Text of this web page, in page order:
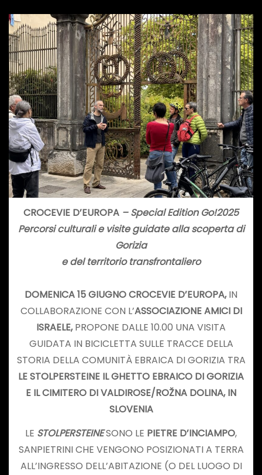
CROCEVIE D’EUROPA – Special Edition Go!2025
Percorsi culturali e visite guidate alla scoperta di
Gorizia
e del territorio transfrontaliero
DOMENICA 15 GIUGNO CROCEVIE D’EUROPA,IN
COLLABORAZIONE CON L’ASSOCIAZIONE AMICI DI
ISRAELE,PROPONE DALLE 10.00 UNA VISITA
GUIDATA IN BICICLETTA SULLE TRACCE DELLA
STORIA DELLA COMUNITÀ EBRAICA DI GORIZIA TRA
LE STOLPERSTEINE IL GHETTO EBRAICO DI GORIZIA
E IL CIMITERO DI VALDIROSE/ROŽNA DOLINA, IN
SLOVENIA
LE STOLPERSTEINESONO LE PIETRE D’INCIAMPO,
SANPIETRINI CHE VENGONO POSIZIONATI A TERRA
ALL’INGRESSO DELL’ABITAZIONE (O DEL LUOGO DI